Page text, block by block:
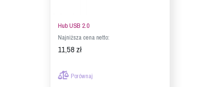
Hub USB 2.0
Najniższa cena netto:
11,58 zł
Porównaj